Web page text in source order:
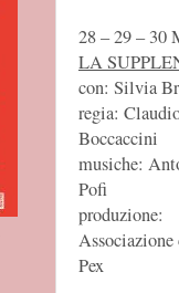
28 – 29 – 30
LA
con: Silvia
regia:
Boccaccini
musiche:
Pofi
produzione:
Pex